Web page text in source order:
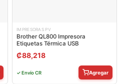
IMPRESORAS PV
Brother QL800 Impresora
Etiquetas Térmica USB
₡88,218
✓ Envío CR Agregar